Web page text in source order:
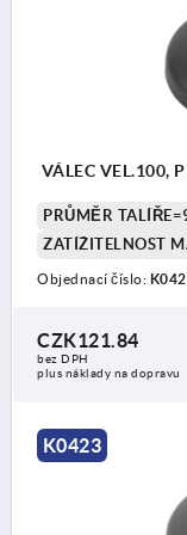
VÁLEC VEL.100,
PRŮMĚR
ZATÍŽITELNOST
Objednací číslo:
CZK121.84
bez DPH
plus náklady na dopravu
K0423